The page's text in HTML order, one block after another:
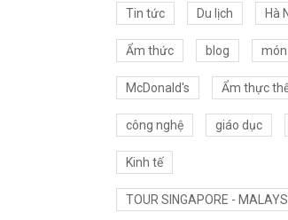
Tin tức Du lịch Hà
Ẩm thức blog
McDonald's Ẩm thực
công nghệ giáo dục
Kinh tế
TOUR SINGAPORE -